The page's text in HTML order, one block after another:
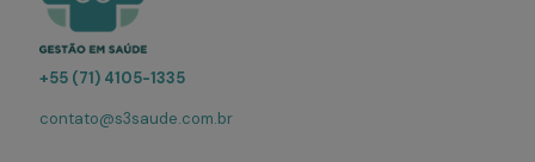
+55 (71) 4105-1335
contato@s3saude.com.br